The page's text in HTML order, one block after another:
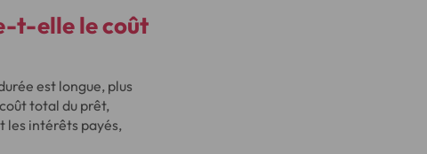
t-elle le coût
est longue, plus
total du prêt,
les intérêts payés,